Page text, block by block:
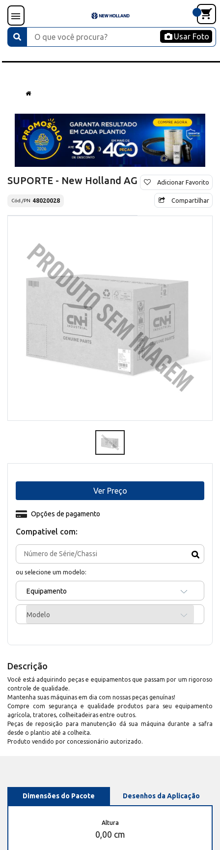
Usar Foto
SUPORTE - New Holland AG
Cód./PN 48020028
Adicionar Favorito
Compartilhar
Compativel com:
ou selecione um modelo:
Equipamento
Modelo
Opções de pagamento
Ver Preço
Descrição
Você está adquirindo peças e equipamentos que passam por um rigoroso
controle de qualidade.
Mantenha suas máquinas em dia com nossas peças genuínas!
Compre com segurança e qualidade produtos para seu equipamento
agrícola, tratores, colheitadeiras entre outros.
Peças de reposição para manutenção dá sua máquina durante a safra
desde o plantio até a colheita.
Produto vendido por concessionário autorizado.
Dimensões do Pacote Desenhos da Aplicação
Altura
0,00 cm